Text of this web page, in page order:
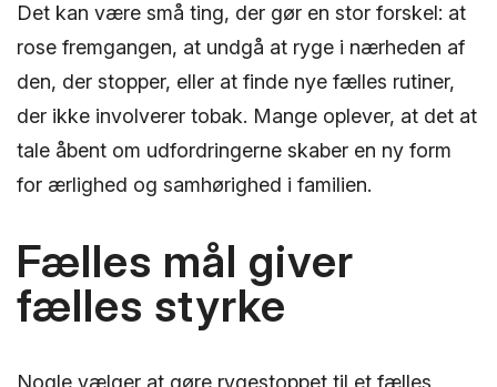
Det kan være små ting, der gør en stor forskel: at
rose fremgangen, at undgå at ryge i nærheden af
den, der stopper, eller at finde nye fælles rutiner,
der ikke involverer tobak. Mange oplever, at det at
tale åbent om udfordringerne skaber en ny form
for ærlighed og samhørighed i familien.
Fælles mål giver
fælles styrke
Nogle vælger at gøre rygestoppet til et fælles